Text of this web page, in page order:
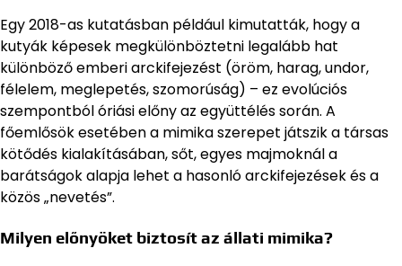
Egy 2018-as kutatásban például kimutatták, hogy a
kutyák képesek megkülönböztetni legalább hat
különböző emberi arckifejezést (öröm, harag, undor,
félelem, meglepetés, szomorúság) – ez evolúciós
szempontból óriási előny az együttélés során. A
főemlősök esetében a mimika szerepet játszik a társas
kötődés kialakításában, sőt, egyes majmoknál a
barátságok alapja lehet a hasonló arckifejezések és a
közös „nevetés”.
Milyen előnyöket biztosít az állati mimika?